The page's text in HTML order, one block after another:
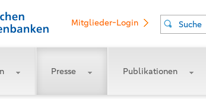
Suche
Mitglieder-Login
Presse Publikationen